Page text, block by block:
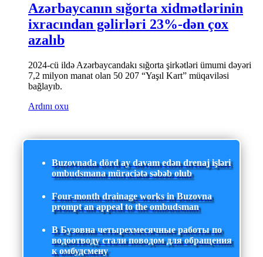
Azərbaycanın sığorta xidmətlərinin
ixracından gəlirləri 23%-dən çox
azalıb
2024-cü ildə Azərbaycandakı sığorta şirkətləri ümumi dəyəri
7,2 milyon manat olan 50 207 “Yaşıl Kart” müqaviləsi
bağlayıb.
Ardını oxu
Buzovnada dörd ay davam edən drenaj işləri
ombudsmana müraciətə səbəb olub
Four-month drainage works in Buzovna
prompt an appeal to the ombudsman
В Бузовна четырехмесячные работы по
водоотводу стали поводом для обращения
к омбудсмену